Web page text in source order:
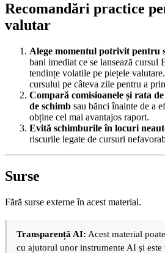
Recomandări practice
valutar
Alege momentul potrivit pentru
bani imediat ce se lansează cursul
tendințe volatile pe piețele
cursului pe câteva zile pentru a
Compară comisioanele și rata
de schimb sau bănci înainte de a
obține cel mai avantajos raport.
Evită schimburile în locuri
riscurile legate de cursuri
Surse
Fără surse externe în acest material.
Transparență AI: Acest material
cu ajutorul unor instrumente AI și